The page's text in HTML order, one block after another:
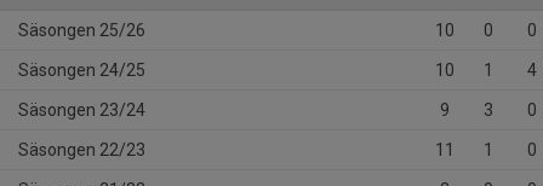
Säsongen 25/26 10 0 0
Säsongen 24/25 10 1 4
Säsongen 23/24 9 3 0
Säsongen 22/23 11 1 0